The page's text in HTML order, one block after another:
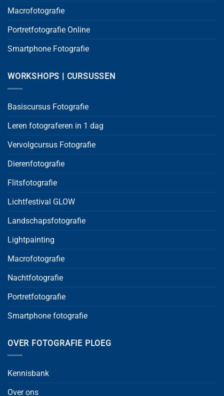
Macrofotografie
Portretfotografie Online
Smartphone Fotografie
WORKSHOPS | CURSUSSEN
Basiscursus Fotografie
Leren fotograferen in 1 dag
Vervolgcursus Fotografie
Dierenfotografie
Flitsfotografie
Lichtfestival GLOW
Landschapsfotografie
Lightpainting
Macrofotografie
Nachtfotografie
Portretfotografie
Smartphone fotografie
OVER FOTOGRAFIE PLOEG
Kennisbank
Over ons